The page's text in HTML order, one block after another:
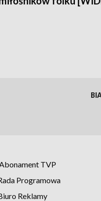
TVP
Programowa
Reklamy